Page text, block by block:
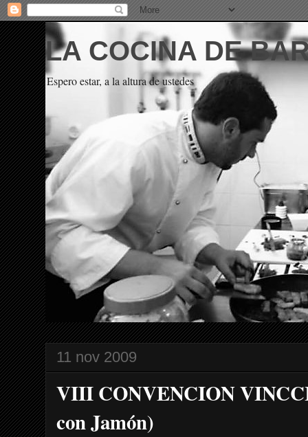
LA COCINA DE
Espero estar, a la altura de ustedes
11 nov 2009
VIII CONVENCION
con Jamón)